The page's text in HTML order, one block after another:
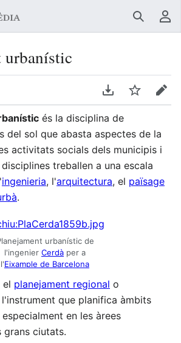
Buscar
urbanístic
Descarregar en
Vigilar
és la disciplina de
del sol que abasta aspectes de la
activitats socials dels municipis i
treballen a una escala
ingenieria, l'arquitectura, el païsage
.
urbanístic de
l'ingenier Cerdà per a
l'Eixample de Barcelona
el planejament regional o
que planifica àmbits
en les àrees
grans ciutats.